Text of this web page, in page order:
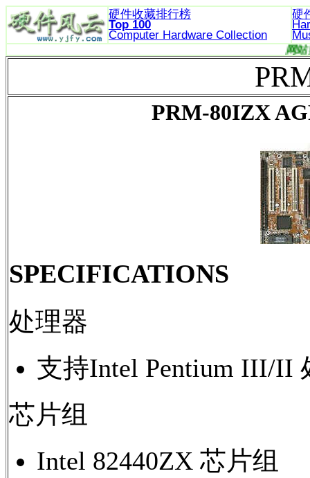
硬件收藏排行榜
Top 100
Computer Hardware Collection
硬
PRM-80IZX
SPECIFICATIONS
处理器
支持Intel Pentium III/II
芯片组
Intel 82440ZX 芯片组